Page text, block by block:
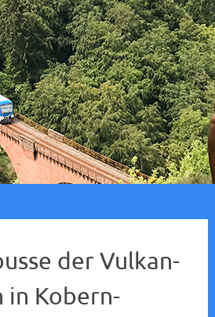
der Vulkan-
in Kobern-